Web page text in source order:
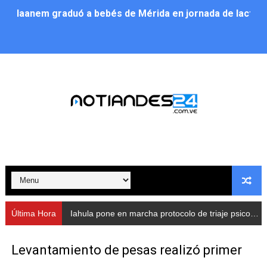
Iaanem graduó a bebés de Mérida en jornada de
Alcalde Nelson Álvarez llevó jornada recreativa a la
Nevado Gas optimiza servicio residencial en la
Balance semestral impulsa inclusión y atención a
Plan Vacacional Comunitario “Ríe 2026” recorre las
Alcaldía del Municipio Libertador realizó una jornada
Última Hora Iahula pone en marcha protocolo de triaje psicosocial para atender a rescatistas
Levantamiento de pesas realizó primer